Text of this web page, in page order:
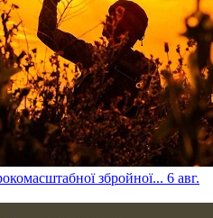
збройної... 6 авг.